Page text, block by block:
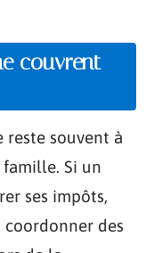
couvrent
souvent à
Si un
ses impôts,
coordonner des